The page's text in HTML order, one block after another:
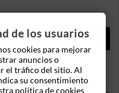
de los usuarios
cookies para mejorar
anuncios o
el tráfico del sitio. Al
su consentimiento
política de cookies